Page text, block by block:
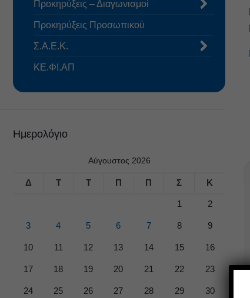
Προκηρύξεις – Διαγωνισμοί
Προκηρύξεις Προσωπικού
Σ.Α.Ε.Κ.
ΚΕ.ΦΙ.ΑΠ
Ημερολόγιο
Αύγουστος 2026
Δ Τ Τ Π Π Σ Κ
1 2
3 4 5 6 7 8 9
10 11 12 13 14 15 16
17 18 19 20 21 22 23
24 25 26 27 28 29 30